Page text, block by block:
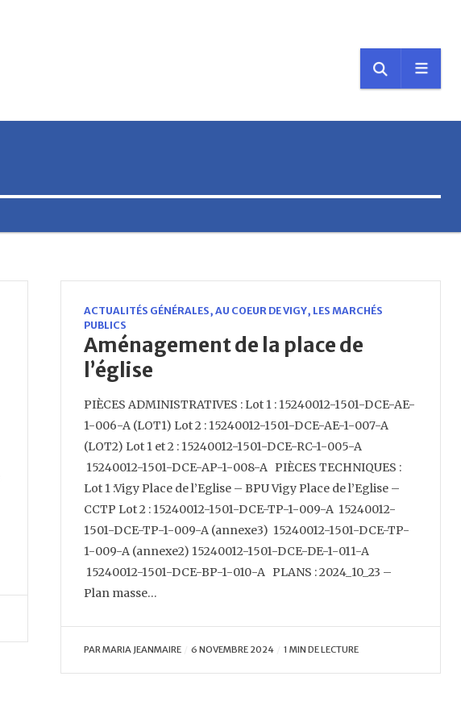
ACTUALITÉS GÉNÉRALES, AU COEUR DE VIGY, LES MARCHÉS
PUBLICS
Aménagement de la place de
l’église
PIÈCES ADMINISTRATIVES : Lot 1 : 15240012-1501-DCE-AE-
1-006-A (LOT1) Lot 2 : 15240012-1501-DCE-AE-1-007-A
(LOT2) Lot 1 et 2 : 15240012-1501-DCE-RC-1-005-A
15240012-1501-DCE-AP-1-008-A PIÈCES TECHNIQUES :
Lot 1 :Vigy Place de l’Eglise – BPU Vigy Place de l’Eglise –
CCTP Lot 2 : 15240012-1501-DCE-TP-1-009-A 15240012-
1501-DCE-TP-1-009-A (annexe3) 15240012-1501-DCE-TP-
1-009-A (annexe2) 15240012-1501-DCE-DE-1-011-A
15240012-1501-DCE-BP-1-010-A PLANS : 2024_10_23 –
Plan masse…
PARMARIA JEANMAIRE 6 NOVEMBRE 2024 1 MIN DE LECTURE